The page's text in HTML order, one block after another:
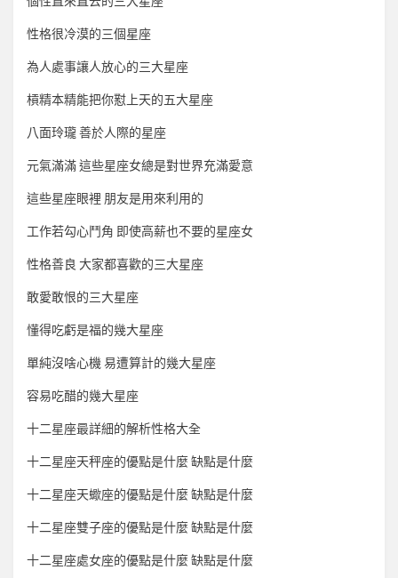
性格很冷漠的三個星座
為人處事讓人放心的三大星座
槓精本精能把你懟上天的五大星座
八面玲瓏 善於人際的星座
元氣滿滿 這些星座女總是對世界充滿愛意
這些星座眼裡 朋友是用來利用的
工作若勾心鬥角 即使高薪也不要的星座女
性格善良 大家都喜歡的三大星座
敢愛敢恨的三大星座
懂得吃虧是福的幾大星座
單純沒啥心機 易遭算計的幾大星座
容易吃醋的幾大星座
十二星座最詳細的解析性格大全
十二星座天秤座的優點是什麼 缺點是什麼
十二星座天蠍座的優點是什麼 缺點是什麼
十二星座雙子座的優點是什麼 缺點是什麼
十二星座處女座的優點是什麼 缺點是什麼